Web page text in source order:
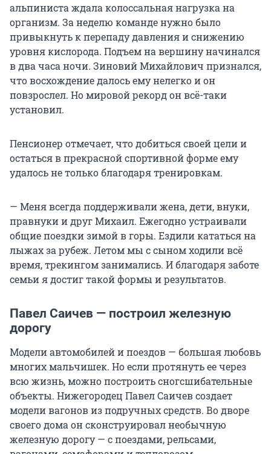
альпиниста ждала колоссальная нагрузка на
организм. За неделю команде нужно было
привыкнуть к перепаду давления и снижению
уровня кислорода. Подъем на вершину начинался
в два часа ночи. Зиновий Михайлович признался,
что восхождение далось ему нелегко и он
повзрослел. Но мировой рекорд он всё-таки
установил.
Пенсионер отмечает, что добиться своей цели и
остаться в прекрасной спортивной форме ему
удалось не только благодаря тренировкам.
— Меня всегда поддерживали жена, дети, внуки,
правнуки и друг Михаил. Ежегодно устраивали
общие поездки зимой в горы. Ездили кататься на
лыжах за рубеж. Летом мы с сыном ходили всё
время, трекингом занимались. И благодаря заботе
семьи я достиг такой формы и результатов.
Павел Саичев — построил железную
дорогу
Модели автомобилей и поездов — большая любовь
многих мальчишек. Но если протянуть ее через
всю жизнь, можно построить сногсшибательные
объекты. Нижегородец Павел Саичев создает
модели вагонов из подручных средств. Во дворе
своего дома он сконструировал необычную
железную дорогу — с поездами, рельсами,